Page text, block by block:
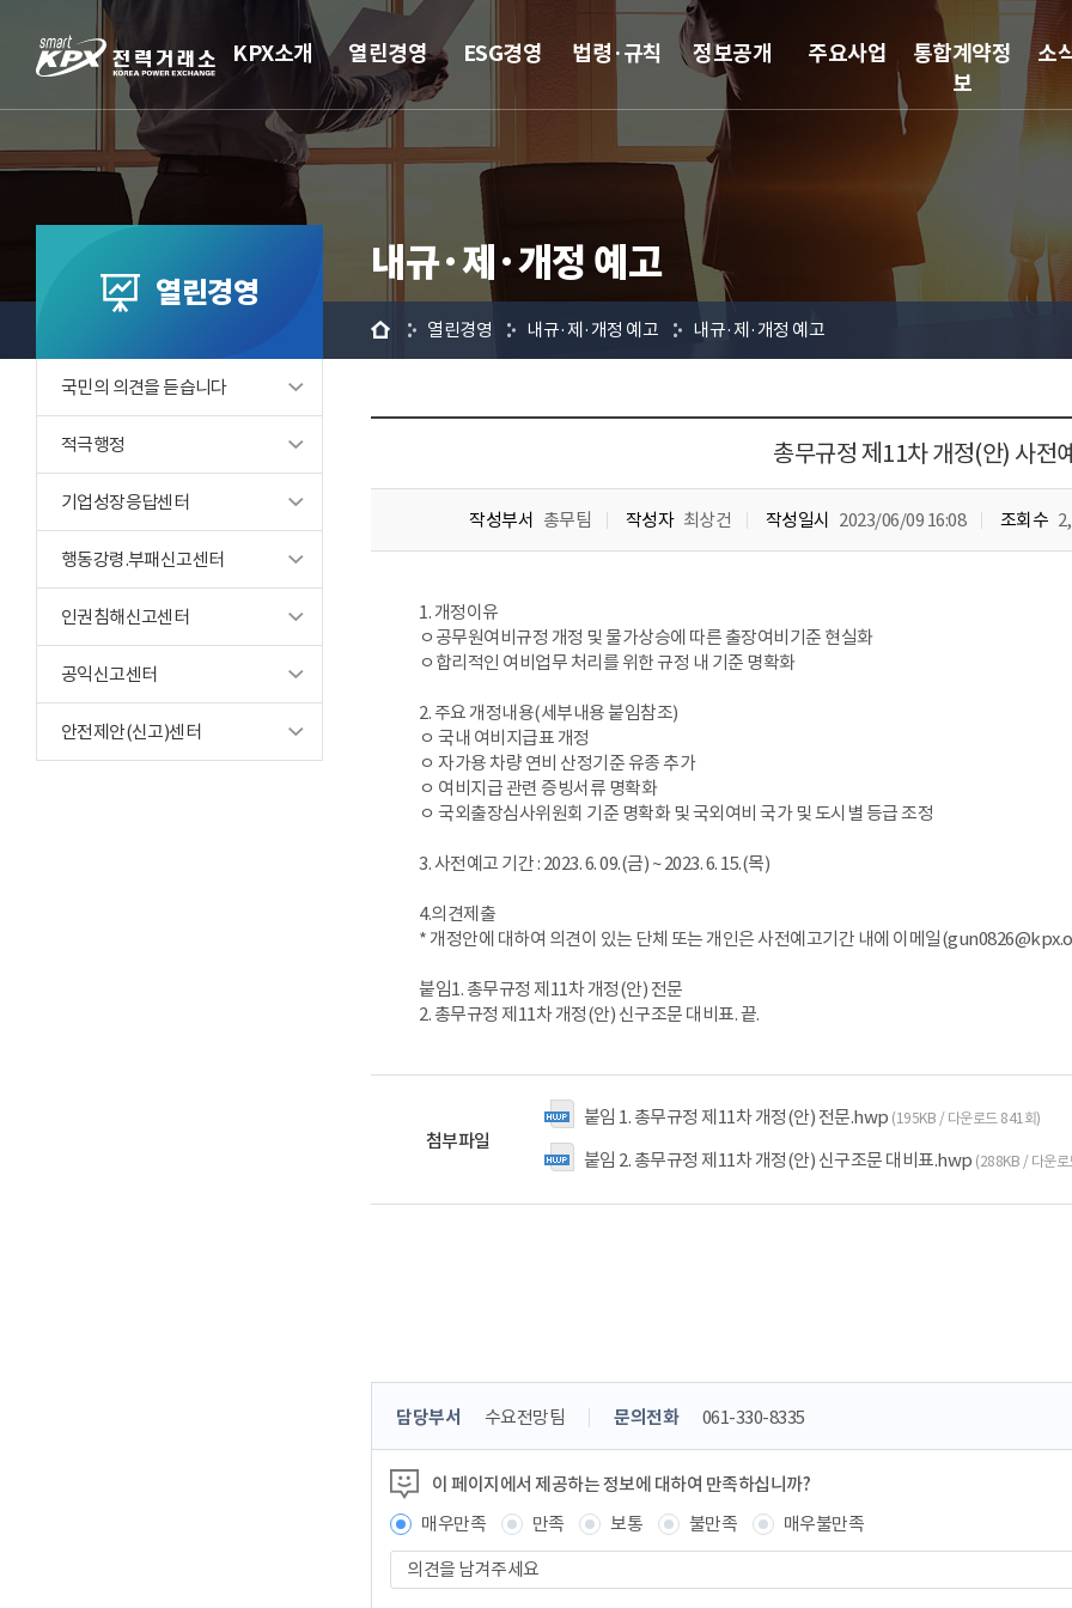
KPX소개 열린경영 ESG경영 법령·규칙 정보공개 주요사업
통합계약정
보
소
열린경영
국민의 의견을 듣습니다
적극행정
기업성장응답센터
행동강령.부패신고센터
인권침해신고센터
공익신고센터
안전제안(신고)센터
내규·제·개정 예고
홈 열린경영 내규·제·개정 예고 내규·제·개정 예고
총무규정 제11차 개정(안) 사전
작성부서 총무팀 작성자 최상건 작성일시 2023/06/09 16:08 조회수
1. 개정이유
ㅇ공무원여비규정 개정 및 물가상승에 따른 출장여비기준 현실화
ㅇ합리적인 여비업무 처리를 위한 규정 내 기준 명확화
2. 주요 개정내용(세부내용 붙임참조)
ㅇ 국내 여비지급표 개정
ㅇ 자가용 차량 연비 산정기준 유종 추가
ㅇ 여비지급 관련 증빙서류 명확화
ㅇ 국외출장심사위원회 기준 명확화 및 국외여비 국가 및 도시별 등급 조정
3. 사전예고 기간 : 2023. 6. 09.(금) ~ 2023. 6. 15.(목)
4.의견제출
* 개정안에 대하여 의견이 있는 단체 또는 개인은 사전예고기간 내에 이메일
붙임1. 총무규정 제11차 개정(안) 전문
2. 총무규정 제11차 개정(안) 신구조문 대비표. 끝.
첨부파일
붙임 1. 총무규정 제11차 개정(안) 전문.hwp (195KB / 다운로드 841회)
붙임 2. 총무규정 제11차 개정(안) 신구조문 대비표.hwp (288KB / 다운
콘
츠
정
보
책
임
자
담당부서 수요전망팀 문의전화 061-330-8335
이 페이지에서 제공하는 정보에 대하여 만족하십니까?
매우만족
만족 보통 불만족
매우불만족
견